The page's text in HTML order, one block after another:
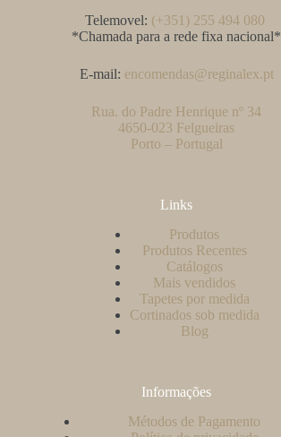
Telemovel: (+351) 255 494 080
*Chamada para a rede fixa nacional*
E-mail: encomendas@reginalex.pt
Rua. do Padre Henrique nº 34
4650-023 Felgueiras
Porto – Portugal
Links
Produtos
Produtos Recentes
Catálogos
Mais vendidos
Tapetes por medida
Cortinados sob medida
Blog
Informações
Métodos de Pagamento